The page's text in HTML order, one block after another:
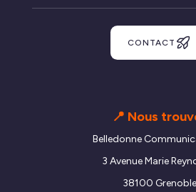
CONTACT
📍 Nous
Belledonne
3 Avenue Marie
38100 Grenoble